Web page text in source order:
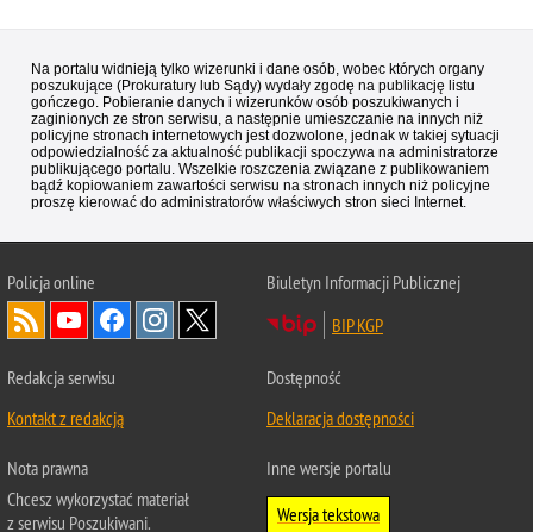
Na portalu widnieją tylko wizerunki i dane osób, wobec których organy
poszukujące (Prokuratury lub Sądy) wydały zgodę na publikację listu
gończego. Pobieranie danych i wizerunków osób poszukiwanych i
zaginionych ze stron serwisu, a następnie umieszczanie na innych niż
policyjne stronach internetowych jest dozwolone, jednak w takiej sytuacji
odpowiedzialność za aktualność publikacji spoczywa na administratorze
publikującego portalu. Wszelkie roszczenia związane z publikowaniem
bądź kopiowaniem zawartości serwisu na stronach innych niż policyjne
proszę kierować do administratorów właściwych stron sieci Internet.
Policjaonline
Biuletyn Informacji Publicznej
BIP KGP
Redakcja serwisu
Kontakt z redakcją
Dostępność
Deklaracja dostępności
Nota prawna
Chcesz wykorzystać materiał
z serwisu Poszukiwani.
Inne wersje portalu
Wersja tekstowa